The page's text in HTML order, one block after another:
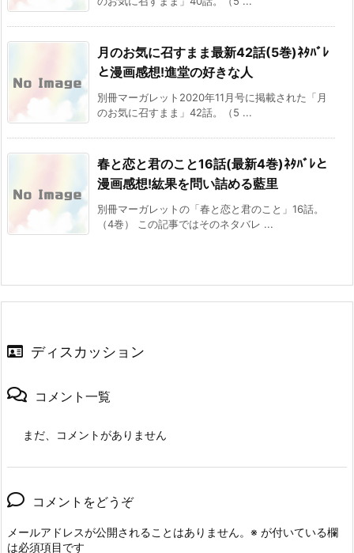
月のお気に召すまま最新42話(5巻)ﾈﾀﾊﾞﾚ
と漫画感想!進堂の好きな人
別冊マーガレット2020年11月号に掲載された「月
のお気に召すまま」42話。（5 ...
春と恋と君のこと16話(最新4巻)ﾈﾀﾊﾞﾚと
漫画感想!紘果を問い詰める藍里
別冊マーガレットの「春と恋と君のこと」16話。
（4巻） この記事ではそのネタバレ ...
ディスカッション
コメント一覧
まだ、コメントがありません
コメントをどうぞ
メールアドレスが公開されることはありません。 ※ が付いている欄
は必須項目です